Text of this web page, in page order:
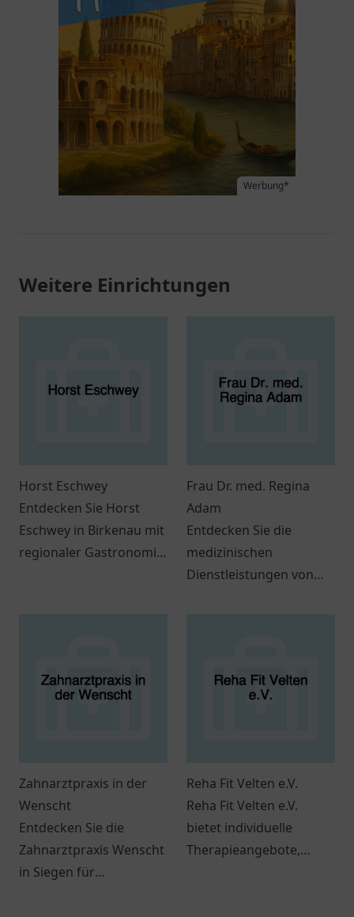
Werbung*
Weitere Einrichtungen
Horst Eschwey
Entdecken Sie Horst
Eschwey in Birkenau mit
regionaler Gastronomie
Frau Dr. med. Regina
Adam
Entdecken Sie die
medizinischen
Dienstleistungen von
Zahnarztpraxis in der
Wenscht
Entdecken Sie die
Zahnarztpraxis Wenscht
in Siegen für
Reha Fit Velten e.V.
Reha Fit Velten e.V.
bietet individuelle
Therapieangebote,